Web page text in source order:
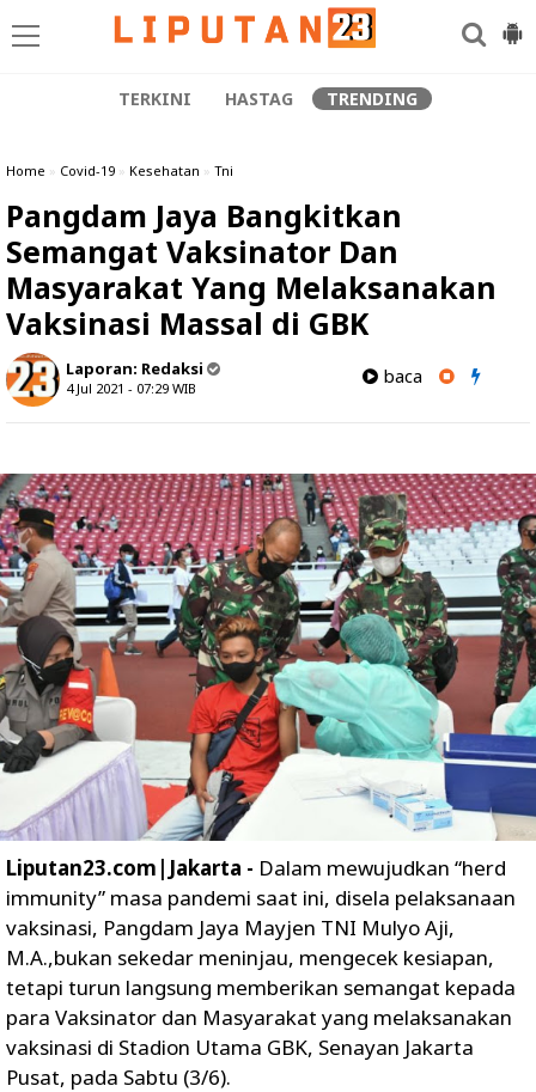
TERKINI HASTAG TRENDING
Home » Covid-19 » Kesehatan » Tni
Pangdam Jaya Bangkitkan
Semangat Vaksinator Dan
Masyarakat Yang Melaksanakan
Vaksinasi Massal di GBK
Laporan: Redaksi
4 Jul 2021 - 07:29 WIB
baca
Liputan23.com|Jakarta - Dalam mewujudkan “herd
immunity” masa pandemi saat ini, disela pelaksanaan
vaksinasi, Pangdam Jaya Mayjen TNI Mulyo Aji,
M.A.,bukan sekedar meninjau, mengecek kesiapan,
tetapi turun langsung memberikan semangat kepada
para Vaksinator dan Masyarakat yang melaksanakan
vaksinasi di Stadion Utama GBK, Senayan Jakarta
Pusat, pada Sabtu (3/6).